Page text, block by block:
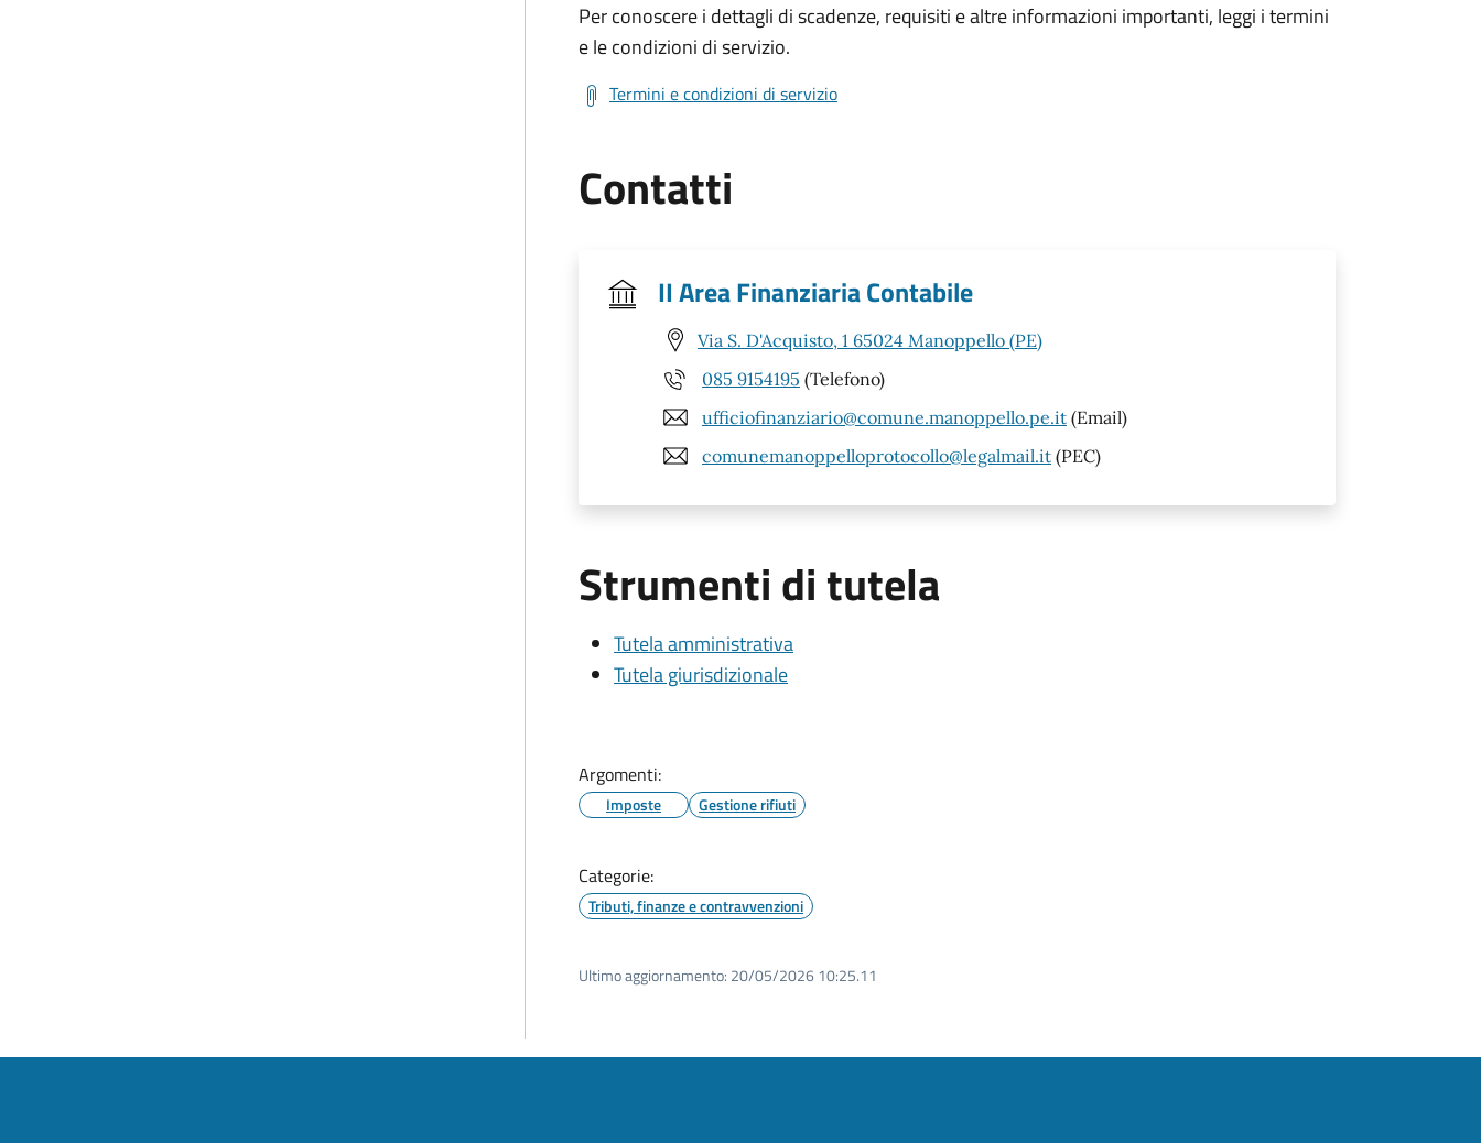
Per conoscere i dettagli di scadenze, requisiti e altre informazioni importanti, leggi i termini
e le condizioni di servizio.
Termini e condizioni di servizio
Contatti
II Area Finanziaria Contabile
Via S. D'Acquisto, 1 65024 Manoppello (PE)
085 9154195 (Telefono)
ufficiofinanziario@comune.manoppello.pe.it (Email)
comunemanoppelloprotocollo@legalmail.it (PEC)
Strumenti di tutela
Tutela amministrativa
Tutela giurisdizionale
Argomenti:
Imposte Gestione rifiuti
Categorie:
Tributi, finanze e contravvenzioni
Ultimo aggiornamento: 20/05/2026 10:25.11